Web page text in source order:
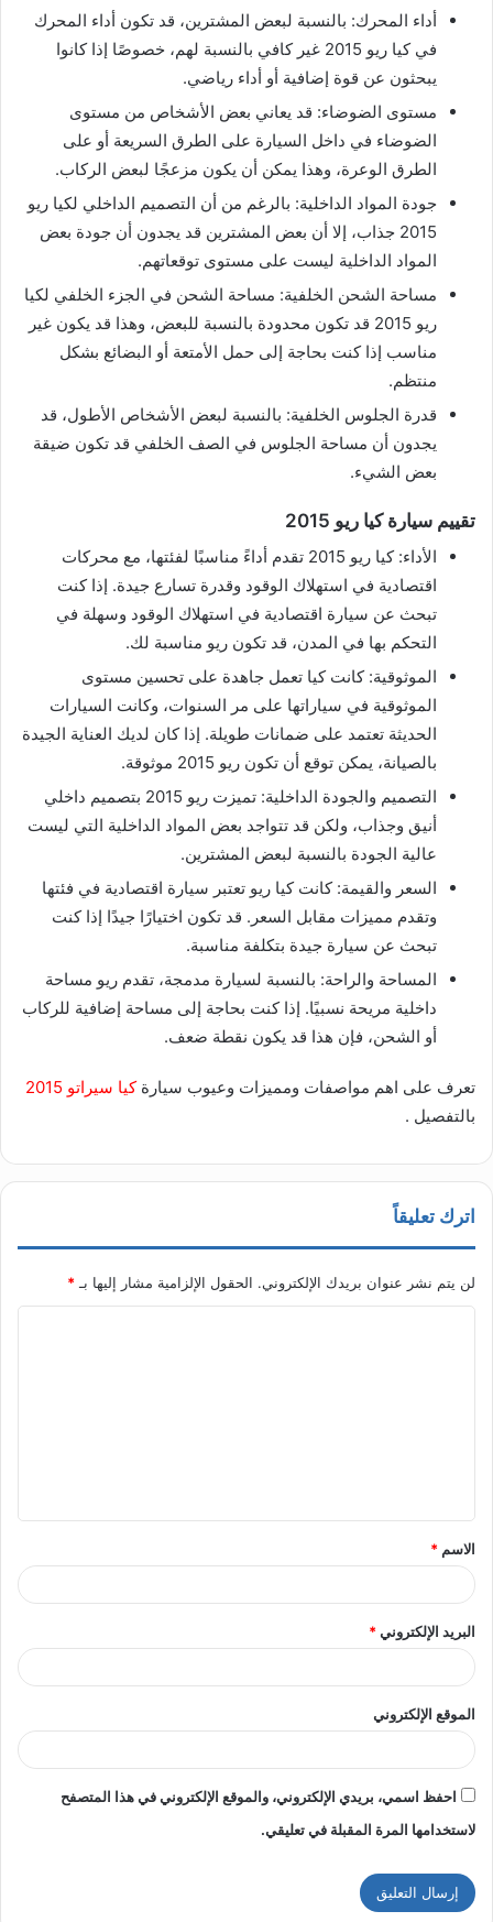
أداء المحرك: بالنسبة لبعض المشترين، قد تكون أداء المحرك
في كيا ريو 2015 غير كافي بالنسبة لهم، خصوصًا إذا كانوا
يبحثون عن قوة إضافية أو أداء رياضي.
مستوى الضوضاء: قد يعاني بعض الأشخاص من مستوى
الضوضاء في داخل السيارة على الطرق السريعة أو على
الطرق الوعرة، وهذا يمكن أن يكون مزعجًا لبعض الركاب.
جودة المواد الداخلية: بالرغم من أن التصميم الداخلي لكيا ريو
2015 جذاب، إلا أن بعض المشترين قد يجدون أن جودة بعض
المواد الداخلية ليست على مستوى توقعاتهم.
مساحة الشحن الخلفية: مساحة الشحن في الجزء الخلفي لكيا
ريو 2015 قد تكون محدودة بالنسبة للبعض، وهذا قد يكون غير
مناسب إذا كنت بحاجة إلى حمل الأمتعة أو البضائع بشكل
منتظم.
قدرة الجلوس الخلفية: بالنسبة لبعض الأشخاص الأطول، قد
يجدون أن مساحة الجلوس في الصف الخلفي قد تكون ضيقة
بعض الشيء.
تقييم سيارة كيا ريو 2015
الأداء: كيا ريو 2015 تقدم أداءً مناسبًا لفئتها، مع محركات
اقتصادية في استهلاك الوقود وقدرة تسارع جيدة. إذا كنت
تبحث عن سيارة اقتصادية في استهلاك الوقود وسهلة في
التحكم بها في المدن، قد تكون ريو مناسبة لك.
الموثوقية: كانت كيا تعمل جاهدة على تحسين مستوى
الموثوقية في سياراتها على مر السنوات، وكانت السيارات
الحديثة تعتمد على ضمانات طويلة. إذا كان لديك العناية الجيدة
بالصيانة، يمكن توقع أن تكون ريو 2015 موثوقة.
التصميم والجودة الداخلية: تميزت ريو 2015 بتصميم داخلي
أنيق وجذاب، ولكن قد تتواجد بعض المواد الداخلية التي ليست
عالية الجودة بالنسبة لبعض المشترين.
السعر والقيمة: كانت كيا ريو تعتبر سيارة اقتصادية في فئتها
وتقدم مميزات مقابل السعر. قد تكون اختيارًا جيدًا إذا كنت
تبحث عن سيارة جيدة بتكلفة مناسبة.
المساحة والراحة: بالنسبة لسيارة مدمجة، تقدم ريو مساحة
داخلية مريحة نسبيًا. إذا كنت بحاجة إلى مساحة إضافية للركاب
أو الشحن، فإن هذا قد يكون نقطة ضعف.
تعرف على اهم مواصفات ومميزات وعيوب سيارةكيا سيراتو 2015
بالتفصيل .
اترك تعليقاً
لن يتم نشر عنوان بريدك الإلكتروني. الحقول الإلزامية مشار إليها بـ *
ق
*
الاسم *
البريد الإلكتروني*
الموقع الإلكتروني
احفظ اسمي، بريدي الإلكتروني، والموقع الإلكتروني في هذا المتصفح
لاستخدامها المرة المقبلة في تعليقي.